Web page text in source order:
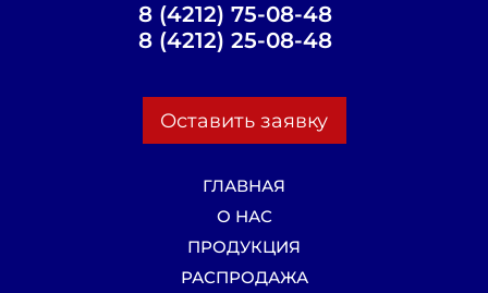
8 (4212) 75-08-48
8 (4212) 25-08-48
Оставить заявку
ГЛАВНАЯ
О НАС
ПРОДУКЦИЯ
РАСПРОДАЖА